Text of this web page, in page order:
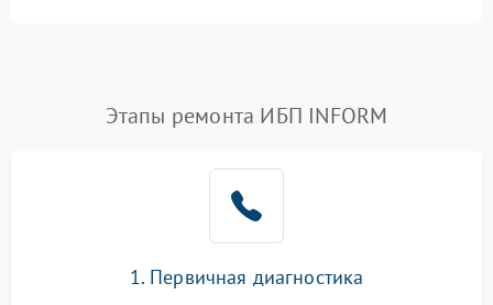
Этапы ремонта ИБП INFORM
1. Первичная диагностика